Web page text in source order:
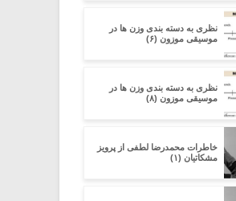
نظری به دسته ‏بندی وزن‏ ها در
موسیقی موزون (۶)
نظری به دسته ‏بندی وزن‏ ها در
موسیقی موزون (۸)
خاطرات محمدرضا لطفی از پرویز
مشکاتیان (۱)